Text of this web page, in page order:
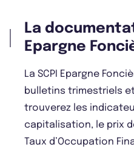
La
Epargne
La SCPI Epargne
bulletins trimestriels
trouverez les
capitalisation, le prix
Taux d’Occupation